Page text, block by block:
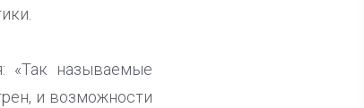
«Так называемые
и возможности